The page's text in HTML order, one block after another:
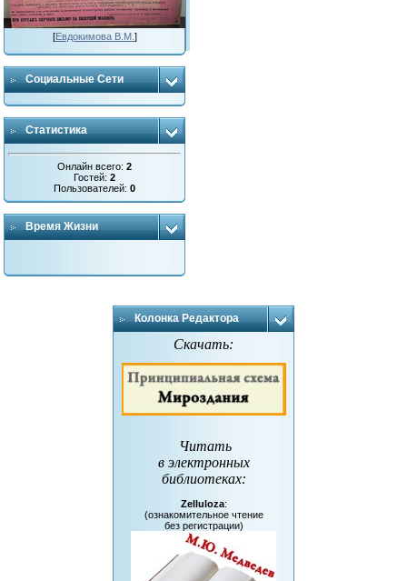
[Евдокимова В.М. ]
Социальные Сети
Статистика
Онлайн всего:2
Гостей:2
Пользователей:0
Время Жизни
Колонка Редактора
Скачать:
Читать
в электронных
библиотеках:
Zelluloza:
(ознакомительное чтение
без регистрации)